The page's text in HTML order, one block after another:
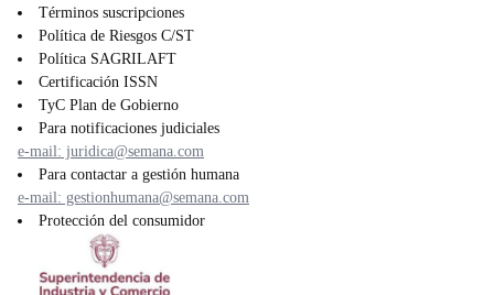
Términos suscripciones
Política de Riesgos C/ST
Política SAGRILAFT
Certificación ISSN
TyC Plan de Gobierno
Para notificaciones judiciales
e-mail: juridica@semana.com
Para contactar a gestión humana
e-mail: gestionhumana@semana.com
Protección del consumidor